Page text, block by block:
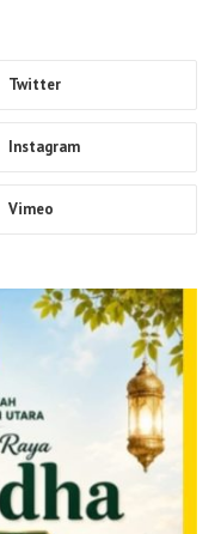
Twitter
Instagram
Vimeo